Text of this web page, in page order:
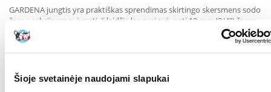
Šioje svetainėje naudojami slapukai
GARDENA jungtis yra praktiškas sprendimas skirtingo skersmens sodo
žarnų sekcijoms sujungti. Ji leidžia lengvai sujungti 19 mm (3/4") žarną
su 13 mm (1/2") žarna, todėl galite lanksčiai pritaikyti laistymo sistemą
savo poreikiams. Produktas yra atsparus šalčiui, todėl jį galite naudoti
visą sezoną nesijaudindami dėl sugadinimo. Ideali jūsų laistymo
Paskirtis: Žarnų sujungimui